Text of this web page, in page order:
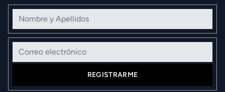
Nombre y Apellidos
Correo electrónico
REGISTRARME